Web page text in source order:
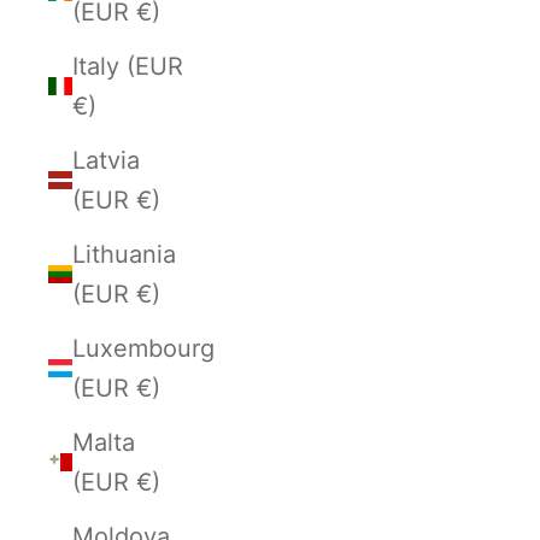
(EUR €)
Italy (EUR
€)
Latvia
(EUR €)
Lithuania
(EUR €)
Luxembourg
(EUR €)
Malta
(EUR €)